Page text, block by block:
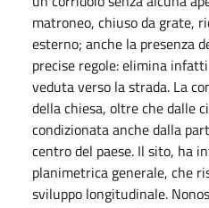
matroneo, chiuso da grate,
esterno; anche la presenza
precise regole: elimina
veduta verso la strada. La
della chiesa, oltre che dalle
condizionata anche dalla
centro del paese. Il sito, ha
planimetrica generale, che
sviluppo longitudinale.